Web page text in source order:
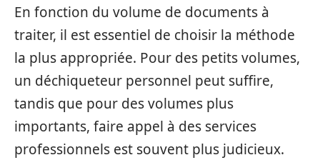
En fonction du volume de documents à
traiter, il est essentiel de choisir la méthode
la plus appropriée. Pour des petits volumes,
un déchiqueteur personnel peut suffire,
tandis que pour des volumes plus
importants, faire appel à des services
professionnels est souvent plus judicieux.